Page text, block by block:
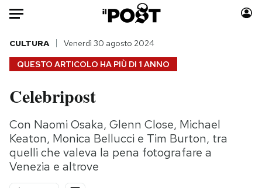
Auto
HOME
Italia
Politica
Tecnologia
Internet
Scienza
Consumismi
Storie/Idee
QUESTO ARTICOLO HA PIÙ DI 1 ANNO
CULTURA Venerdì 30 agosto 2024
Celebripost
Con Naomi Osaka, Glenn Close, Michael
Keaton, Monica Bellucci e Tim Burton, tra
quelli che valeva la pena fotografare a
Venezia e altrove